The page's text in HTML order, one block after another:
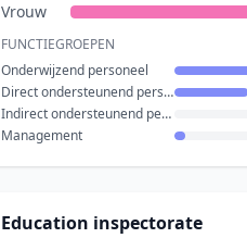
Vrouw
FUNCTIEGROEPEN
Onderwijzend personeel
Direct ondersteunend personeel
Indirect ondersteunend personeel
Management
Education inspectorate